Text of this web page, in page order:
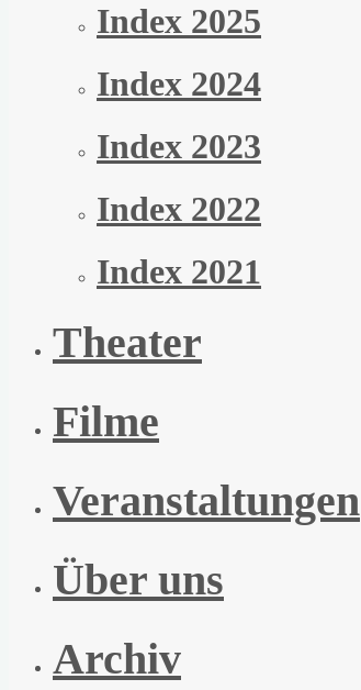
Index 2025
Index 2024
Index 2023
Index 2022
Index 2021
Theater
Filme
Veranstaltungen
Über uns
Archiv